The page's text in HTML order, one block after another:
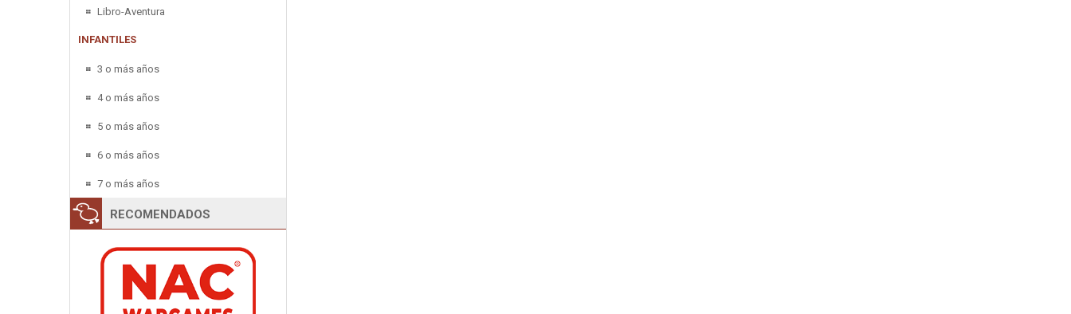
Libro-Aventura
INFANTILES
3 o más años
4 o más años
5 o más años
6 o más años
7 o más años
RECOMENDADOS